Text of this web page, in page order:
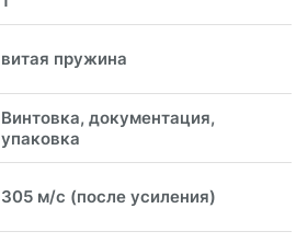
витая пружина
Винтовка, документация,
упаковка
305 м/с (после усиления)